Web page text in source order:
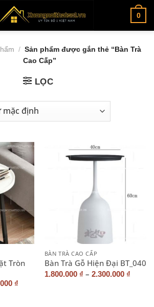
0
/ Sản phẩm được gắn thẻ “Bàn Trà
Cao Cấp”
LỌC
Tròn
₫
BÀN TRÀ CAO CẤP
Bàn Trà Gỗ Hiện Đại BT_040
1.800.000 ₫ – 2.300.000 ₫